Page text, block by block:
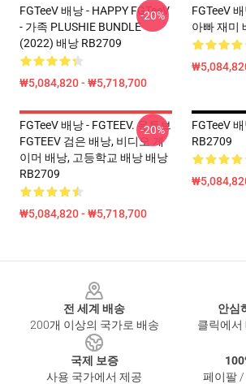
FGTeeV 배낭 - HAPPY FGTeeV
- 가족 PLUSHIE BUNDLE
(2022) 배낭 RB2709
₩5,084,820 - ₩5,718,700
-20%
FGTeeV
아빠 재미
FGTeeV 배낭 - FGTEEV. 유튜브
FGTEEV 검은 배낭, 비디오 게
이머 배낭, 고등학교 배낭 배낭
RB2709
₩5,084,820 - ₩5,718,700
-20%
FGTeeV
RB2709
전 세계 배송
200개 이상의 국가로 배송
안심
클릭에서
국제 보증
사용 국가에서 제공
페이팔